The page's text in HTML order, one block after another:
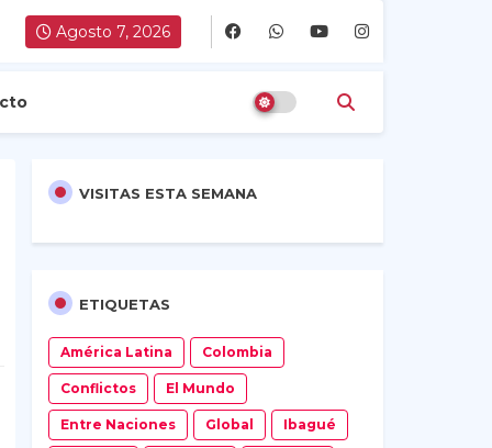
Agosto 7, 2026
VISITAS ESTA SEMANA
ETIQUETAS
América Latina Colombia
Conflictos El Mundo
Entre Naciones Global Ibagué